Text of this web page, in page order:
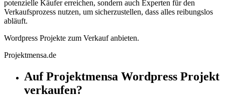
potenzielle Käufer erreichen, sondern auch Experten für den
Verkaufsprozess nutzen, um sicherzustellen, dass alles reibungslos
abläuft.
Wordpress Projekte zum Verkauf anbieten.
Projektmensa.de
Auf Projektmensa Wordpress Projekt
verkaufen?